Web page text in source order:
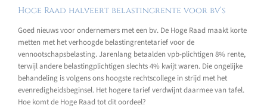
Hoge Raad halveert belastingrente voor bv’s
Goed nieuws voor ondernemers met een bv. De Hoge Raad maakt korte
metten met het verhoogde belastingrentetarief voor de
vennootschapsbelasting. Jarenlang betaalden vpb-plichtigen 8% rente,
terwijl andere belastingplichtigen slechts 4% kwijt waren. Die ongelijke
behandeling is volgens ons hoogste rechtscollege in strijd met het
evenredigheidsbeginsel. Het hogere tarief verdwijnt daarmee van tafel.
Hoe komt de Hoge Raad tot dit oordeel?